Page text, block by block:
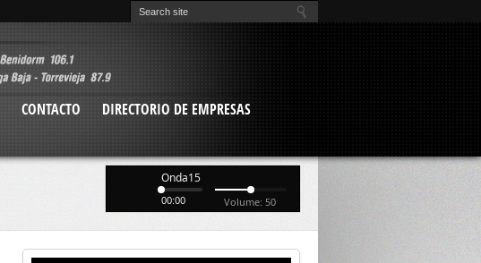
CONTACTO
DIRECTORIO DE EMPRESAS
Onda15
00:00 Volume: 50